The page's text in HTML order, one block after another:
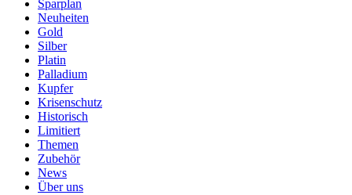
Sparplan
Neuheiten
Gold
Silber
Platin
Palladium
Kupfer
Krisenschutz
Historisch
Limitiert
Themen
Zubehör
News
Über uns